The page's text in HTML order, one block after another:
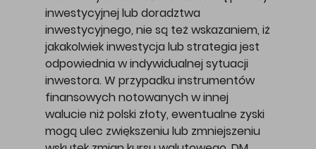
inwestycyjnej lub doradztwa
inwestycyjnego, nie są też wskazaniem, iż
jakakolwiek inwestycja lub strategia jest
odpowiednia w indywidualnej sytuacji
inwestora. W przypadku instrumentów
finansowych notowanych w innej
walucie niż polski złoty, ewentualne zyski
mogą ulec zwiększeniu lub zmniejszeniu